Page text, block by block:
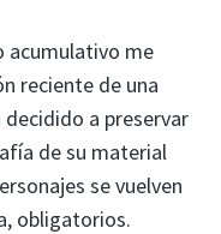
acumulativo me
reciente de una
a preservar
de su material
se vuelven
obligatorios.